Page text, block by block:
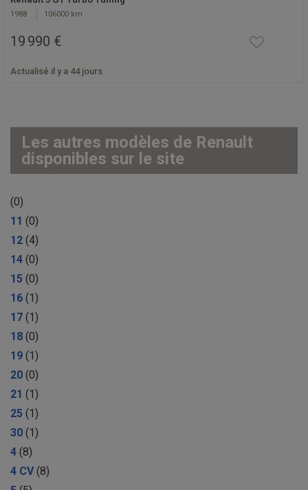
1988 106000 km
19 990 €
Actualisé il y a 44 jours
Les autres modèles de Renault
disponibles sur le site
(0)
11 (0)
12 (4)
14 (0)
15 (0)
16 (1)
17 (1)
18 (0)
19 (1)
20 (0)
21 (1)
25 (1)
30 (1)
4 (8)
4 CV (8)